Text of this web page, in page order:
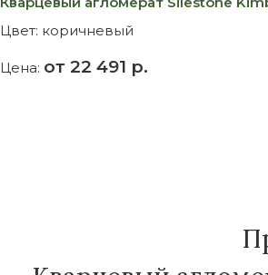
Цвет: коричневый
Цена: от 22 491 р.